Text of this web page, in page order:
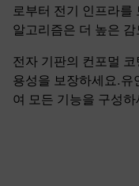
로부터 전기 인프라를
알고리즘은 더 높은
전자 기판의 컨포멀
용성을 보장하세요.유
여 모든 기능을 구성하